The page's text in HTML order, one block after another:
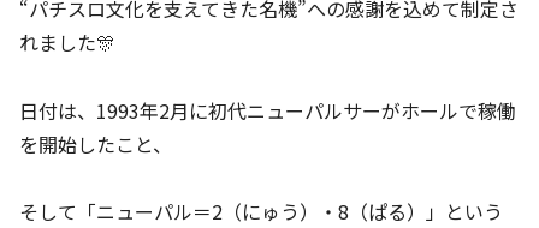
“パチスロ文化を支えてきた名機”への感謝を込めて制定さ
れました🎊
日付は、1993年2月に初代ニューパルサーがホールで稼働
を開始したこと、
そして「ニューパル＝2（にゅう）・8（ぱる）」という